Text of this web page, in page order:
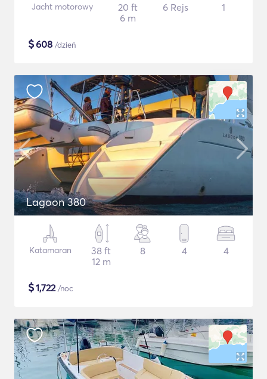
Jacht motorowy
20 ft
6 m
6 Rejs 1
$608 /dzień
Lagoon 380
Katamaran
38 ft
12 m
8 4 4
$1,722/noc